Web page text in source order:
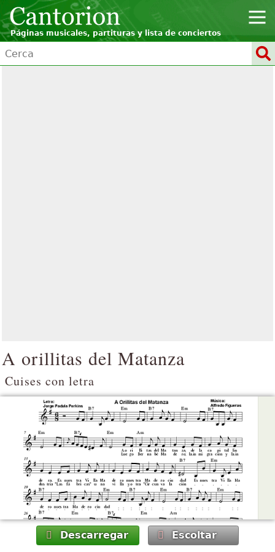
Páginas musicales, partituras y lista de conciertos
A orillitas del Matanza
Cuises con letra
Descarregar Escoltar